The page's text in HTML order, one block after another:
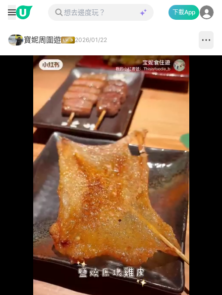
下載App
寶妮周圍遊 2026/01/22